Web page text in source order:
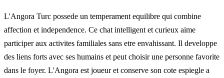
L'Angora Turc possede un temperament equilibre qui combine
affection et independence. Ce chat intelligent et curieux aime
participer aux activites familiales sans etre envahissant. Il developpe
des liens forts avec ses humains et peut choisir une personne favorite
dans le foyer. L'Angora est joueur et conserve son cote espiegle a